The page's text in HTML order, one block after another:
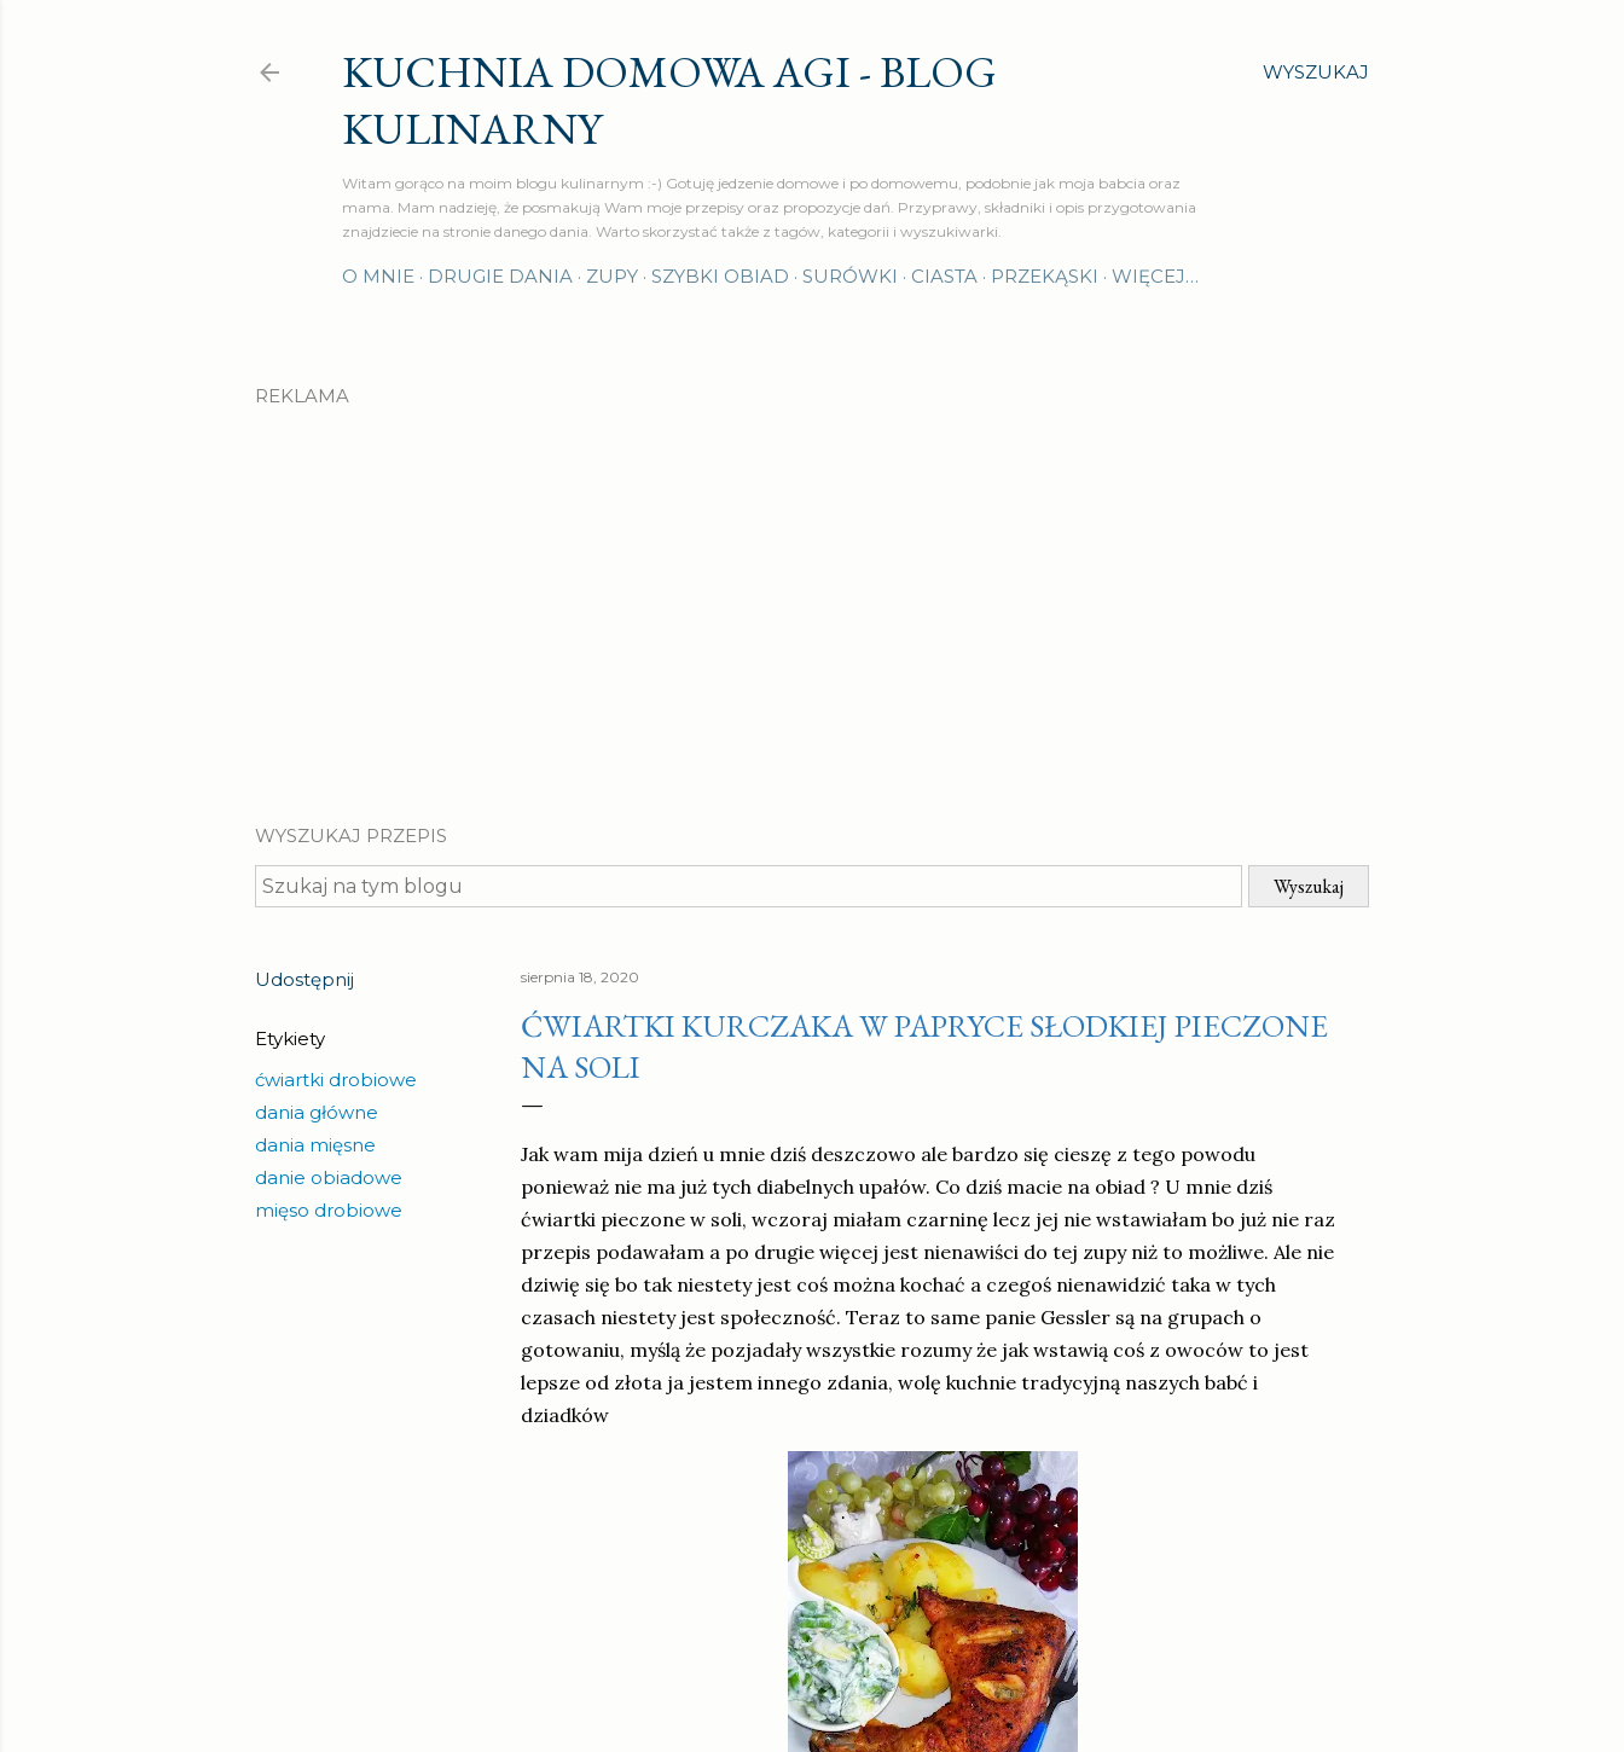
WYSZUKAJ
KUCHNIA DOMOWA AGI - BLOG
KULINARNY
Witam gorąco na moim blogu kulinarnym :-) Gotuję jedzenie domowe i po domowemu, podobnie jak moja babcia oraz
mama. Mam nadzieję, że posmakują Wam moje przepisy oraz propozycje dań. Przyprawy, składniki i opis przygotowania
znajdziecie na stronie danego dania. Warto skorzystać także z tagów, kategorii i wyszukiwarki.
O MNIE DRUGIE DANIA ZUPY SZYBKI OBIAD SURÓWKI CIASTA PRZEKĄSKI WIĘCEJ…
REKLAMA
WYSZUKAJ PRZEPIS
Udostępnij
Etykiety
ćwiartki drobiowe
dania główne
dania mięsne
danie obiadowe
mięso drobiowe
sierpnia 18, 2020
ĆWIARTKI KURCZAKA W PAPRYCE SŁODKIEJ PIECZONE
NA SOLI
Jak wam mija dzień u mnie dziś deszczowo ale bardzo się cieszę z tego powodu
ponieważ nie ma już tych diabelnych upałów. Co dziś macie na obiad ? U mnie dziś
ćwiartki pieczone w soli, wczoraj miałam czarninę lecz jej nie wstawiałam bo już nie raz
przepis podawałam a po drugie więcej jest nienawiści do tej zupy niż to możliwe. Ale nie
dziwię się bo tak niestety jest coś można kochać a czegoś nienawidzić taka w tych
czasach niestety jest społeczność. Teraz to same panie Gessler są na grupach o
gotowaniu, myślą że pozjadały wszystkie rozumy że jak wstawią coś z owoców to jest
lepsze od złota ja jestem innego zdania, wolę kuchnie tradycyjną naszych babć i
dziadków